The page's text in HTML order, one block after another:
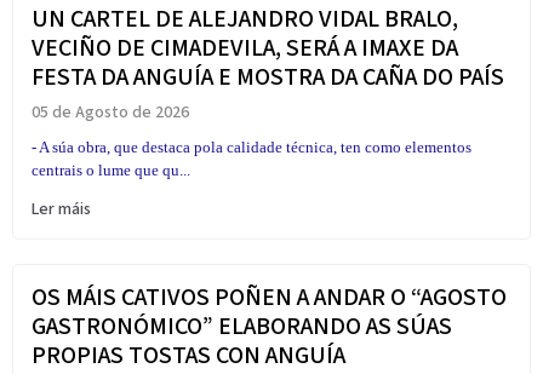
UN CARTEL DE ALEJANDRO VIDAL BRALO,
VECIÑO DE CIMADEVILA, SERÁ A IMAXE DA
FESTA DA ANGUÍA E MOSTRA DA CAÑA DO PAÍS
05 de Agosto de 2026
- A súa obra, que destaca pola calidade técnica, ten como elementos
centrais o lume que qu...
Ler máis
OS MÁIS CATIVOS POÑEN A ANDAR O “AGOSTO
GASTRONÓMICO” ELABORANDO AS SÚAS
PROPIAS TOSTAS CON ANGUÍA